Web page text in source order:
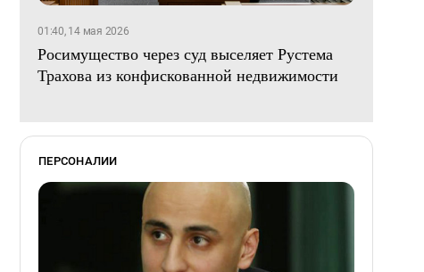
01:40, 14 мая 2026
Росимущество через суд выселяет Рустема
Трахова из конфискованной недвижимости
ПЕРСОНАЛИИ